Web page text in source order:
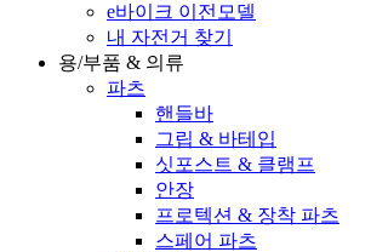
e바이크 이전모델
내 자전거 찾기
용/부품 & 의류
파츠
핸들바
그립 & 바테입
싯포스트 & 클램프
안장
프로텍션 & 장착 파츠
스페어 파츠